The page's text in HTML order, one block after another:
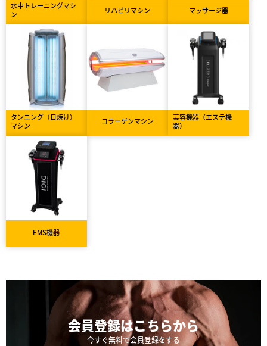
水中トレーニングマシ
ン
リハビリマシン マッサージ器
タンニング（日焼け）
マシン
コラーゲンマシン
美容機器（エステ機
器）
EMS機器
会員登録はこちらから
今すぐ無料で会員登録をする